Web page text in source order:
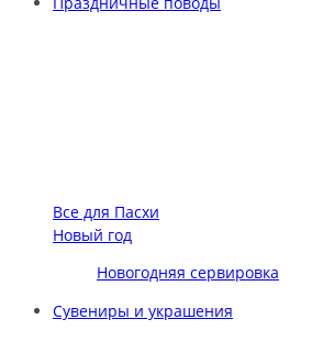
Все для Пасхи
Новый год
Новогодняя сервировка
Сувениры и украшения